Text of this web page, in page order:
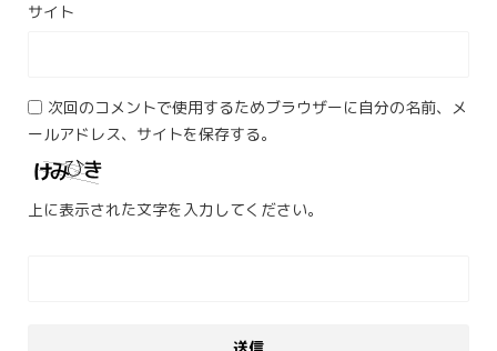
サイト
次回のコメントで使用するためブラウザーに自分の名前、メ
ールアドレス、サイトを保存する。
上に表示された文字を入力してください。